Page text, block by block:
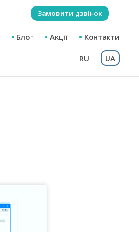
Замовити дзвінок
Блог Акції Контакти
RU UA